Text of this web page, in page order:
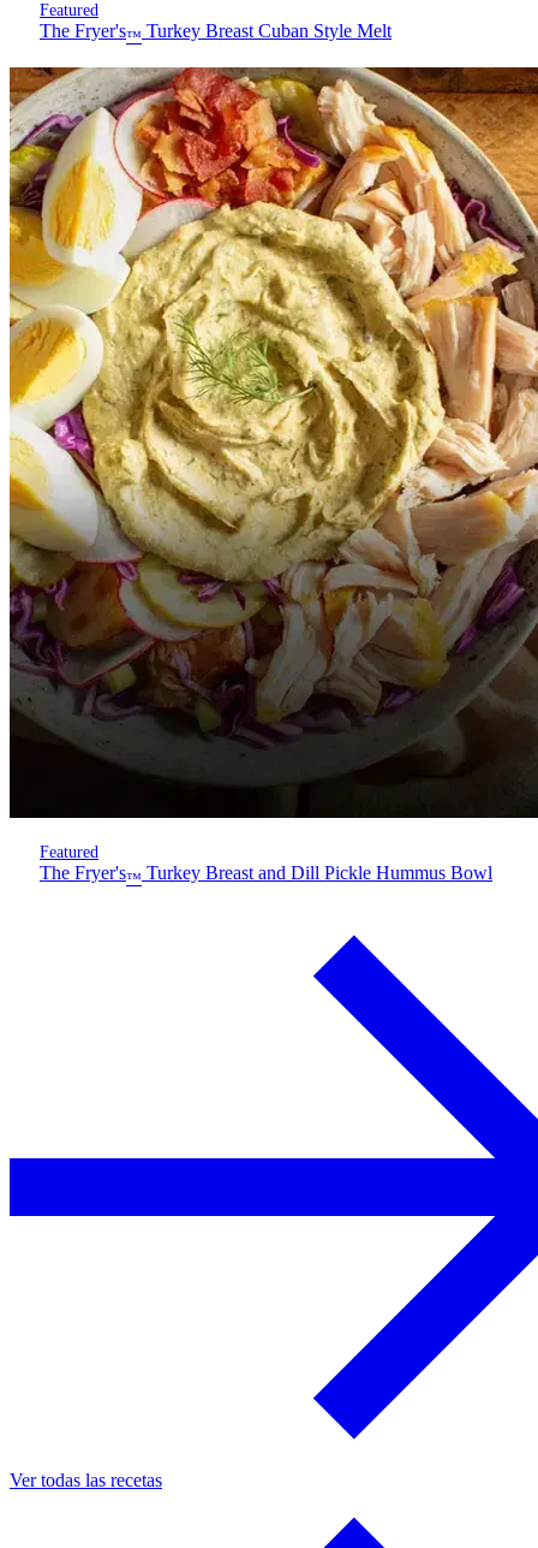
Featured
The Fryer's™ Turkey Breast Cuban Style Melt
Featured
The Fryer's™ Turkey Breast and Dill Pickle Hummus Bowl
Ver todas las recetas